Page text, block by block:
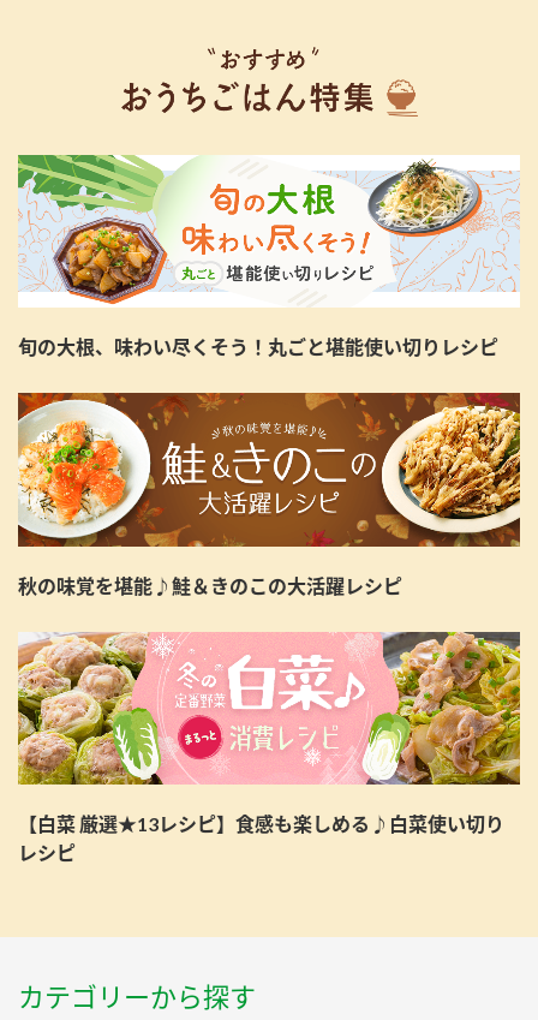
旬の大根、味わい尽くそう！丸ごと堪能使い切りレシピ
秋の味覚を堪能♪鮭＆きのこの大活躍レシピ
【白菜 厳選★13レシピ】食感も楽しめる♪白菜使い切り
レシピ
カテゴリーから探す